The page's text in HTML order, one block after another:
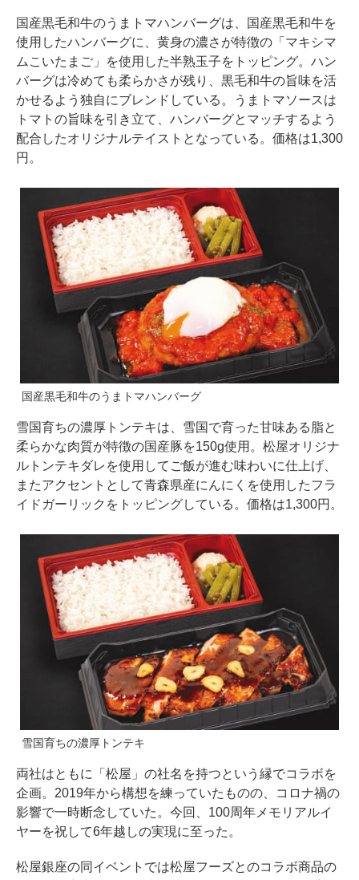
国産黒毛和牛のうまトマハンバーグは、国産黒毛和牛を
使用したハンバーグに、黄身の濃さが特徴の「マキシマ
ムこいたまご」を使用した半熟玉子をトッピング。ハン
バーグは冷めても柔らかさが残り、黒毛和牛の旨味を活
かせるよう独自にブレンドしている。うまトマソースは
トマトの旨味を引き立て、ハンバーグとマッチするよう
配合したオリジナルテイストとなっている。価格は1,300
円。
国産黒毛和牛のうまトマハンバーグ
雪国育ちの濃厚トンテキは、雪国で育った甘味ある脂と
柔らかな肉質が特徴の国産豚を150g使用。松屋オリジナ
ルトンテキダレを使用してご飯が進む味わいに仕上げ、
またアクセントとして青森県産にんにくを使用したフラ
イドガーリックをトッピングしている。価格は1,300円。
雪国育ちの濃厚トンテキ
両社はともに「松屋」の社名を持つという縁でコラボを
企画。2019年から構想を練っていたものの、コロナ禍の
影響で一時断念していた。今回、100周年メモリアルイ
ヤーを祝して6年越しの実現に至った。
松屋銀座の同イベントでは松屋フーズとのコラボ商品の